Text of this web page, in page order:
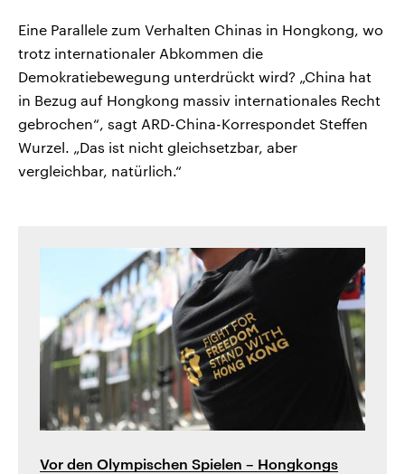
Eine Parallele zum Verhalten Chinas in Hongkong, wo
trotz internationaler Abkommen die
Demokratiebewegung unterdrückt wird? „China hat
in Bezug auf Hongkong massiv internationales Recht
gebrochen“, sagt ARD-China-Korrespondet Steffen
Wurzel. „Das ist nicht gleichsetzbar, aber
vergleichbar, natürlich.“
Vor den Olympischen Spielen – Hongkongs